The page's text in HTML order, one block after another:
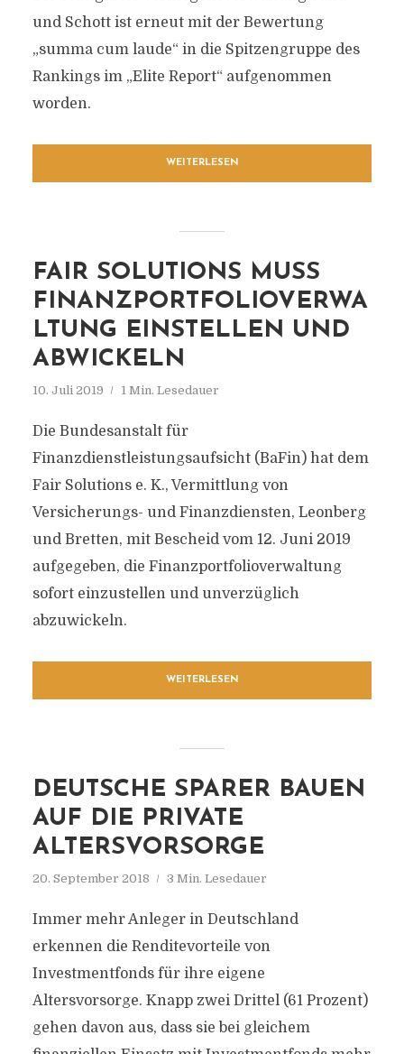
und Schott ist erneut mit der Bewertung
„summa cum laude“ in die Spitzengruppe des
Rankings im „Elite Report“ aufgenommen
worden.
WEITERLESEN
FAIR SOLUTIONS MUSS
FINANZPORTFOLIOVERWA
LTUNG EINSTELLEN UND
ABWICKELN
10. Juli 2019 1 Min. Lesedauer
Die Bundesanstalt für
Finanzdienstleistungsaufsicht (BaFin) hat dem
Fair Solutions e. K., Vermittlung von
Versicherungs- und Finanzdiensten, Leonberg
und Bretten, mit Bescheid vom 12. Juni 2019
aufgegeben, die Finanzportfolioverwaltung
sofort einzustellen und unverzüglich
abzuwickeln.
WEITERLESEN
DEUTSCHE SPARER BAUEN
AUF DIE PRIVATE
ALTERSVORSORGE
20. September 2018 3 Min. Lesedauer
Immer mehr Anleger in Deutschland
erkennen die Renditevorteile von
Investmentfonds für ihre eigene
Altersvorsorge. Knapp zwei Drittel (61 Prozent)
gehen davon aus, dass sie bei gleichem